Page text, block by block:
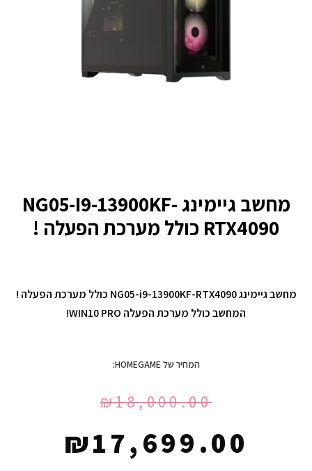
מחשב גיימינג NG05-I9-13900KF-
RTX4090 כולל מערכת הפעלה !
מחשב גיימינג NG05-i9-13900KF-RTX4090 כולל מערכת הפעלה !
המחשב כולל מערכת הפעלה WIN10 PRO!
המחיר של HOMEGAME:
₪18,000.00
₪17,699.00